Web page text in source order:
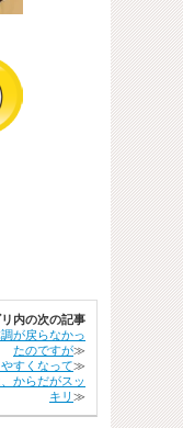
内の次の記事
が戻らなかっ
たのですが≫
すくなって≫
からだがスッ
キリ ≫